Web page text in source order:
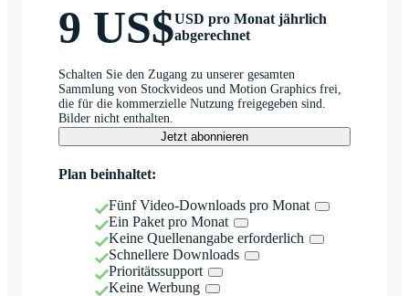
9 US$USD pro Monat jährlich
abgerechnet
Schalten Sie den Zugang zu unserer gesamten
Sammlung von Stockvideos und Motion Graphics frei,
die für die kommerzielle Nutzung freigegeben sind.
Bilder nicht enthalten.
Jetzt abonnieren
Plan beinhaltet:
Fünf Video-Downloads pro Monat
Ein Paket pro Monat
Keine Quellenangabe erforderlich
Schnellere Downloads
Prioritätssupport
Keine Werbung